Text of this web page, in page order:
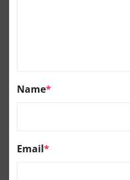
Name*
Email*